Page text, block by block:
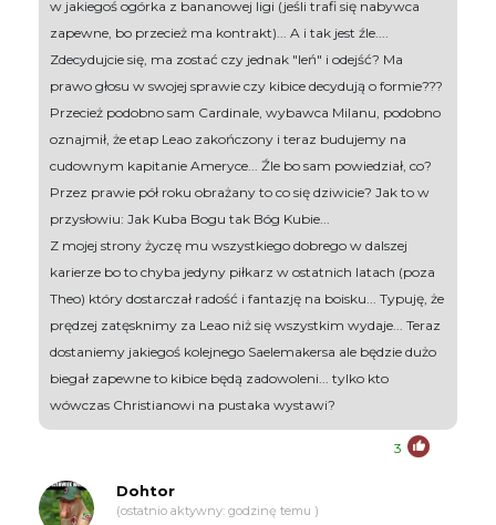
w jakiegoś ogórka z bananowej ligi (jeśli trafi się nabywca
zapewne, bo przecież ma kontrakt)... A i tak jest źle....
Zdecydujcie się, ma zostać czy jednak "leń" i odejść? Ma
prawo głosu w swojej sprawie czy kibice decydują o formie???
Przecież podobno sam Cardinale, wybawca Milanu, podobno
oznajmił, że etap Leao zakończony i teraz budujemy na
cudownym kapitanie Ameryce... Źle bo sam powiedział, co?
Przez prawie pół roku obrażany to co się dziwicie? Jak to w
przysłowiu: Jak Kuba Bogu tak Bóg Kubie...
Z mojej strony życzę mu wszystkiego dobrego w dalszej
karierze bo to chyba jedyny piłkarz w ostatnich latach (poza
Theo) który dostarczał radość i fantazję na boisku... Typuję, że
prędzej zatęsknimy za Leao niż się wszystkim wydaje... Teraz
dostaniemy jakiegoś kolejnego Saelemakersa ale będzie dużo
biegał zapewne to kibice będą zadowoleni... tylko kto
wówczas Christianowi na pustaka wystawi?
3
Dohtor
(ostatnio aktywny: godzinę temu )